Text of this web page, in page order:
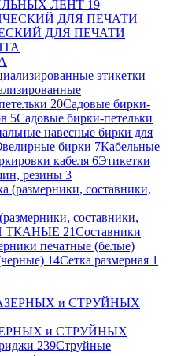
ЛЕНТ 19
ДЛЯ ПЕЧАТИ
20Садовые бирки-
5Садовые бирки-петельки
навесные бирки для
бирки 7Кабельные
кабеля 6Этикетки
резины 3
составники,
ТКАНЫЕ 21Составники
печатные (белые)
14Сетка размерная 1
и СТРУЙНЫХ
239Струйные